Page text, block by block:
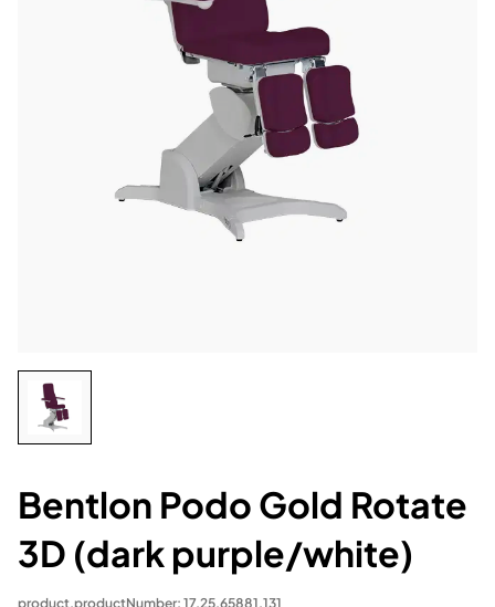
Bentlon Podo Gold Rotate
3D (dark purple/white)
product.productNumber: 17.25.65881.131